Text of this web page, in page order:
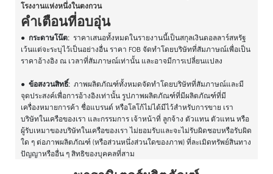
โรงงานแห่งหนึ่งในตงกวน
คำเตือนที่อบอุ่น
● กระดาษโน๊ต: ราคาเสนอทั้งหมดในรายงานนี้เป็นสกุลเงินดอลลาร์สหรัฐ
เว้นแต่จะระบุไว้เป็นอย่างอื่น ราคา FOB จัดทำโดยบริษัทที่สัมภาษณ์เพื่อเป็น
ราคาอ้างอิง ณ เวลาที่สัมภาษณ์เท่านั้น และอาจมีการเปลี่ยนแปลง
● ข้อสงวนสิทธิ์: ภาพผลิตภัณฑ์ทั้งหมดจัดทำโดยบริษัทที่สัมภาษณ์และมี
จุดประสงค์เพื่อการอ้างอิงเท่านั้น รูปภาพผลิตภัณฑ์ที่มีผลิตภัณฑ์ที่มี
เครื่องหมายการค้า ชื่อแบรนด์ หรือโลโก้ไม่ได้มีไว้สำหรับการขาย เรา
บริษัทในเครือของเรา และกรรมการ เจ้าหน้าที่ ลูกจ้าง ตัวแทน ตัวแทน หรือ
ผู้รับเหมาของบริษัทในเครือของเรา ไม่ยอมรับและจะไม่รับผิดชอบหรือรับผิด
ใด ๆ ต่อภาพผลิตภัณฑ์ (หรือส่วนหนึ่งส่วนใดของภาพ) ที่ละเมิดทรัพย์สินทาง
ปัญญาหรืออื่น ๆ สิทธิของบุคคลที่สาม